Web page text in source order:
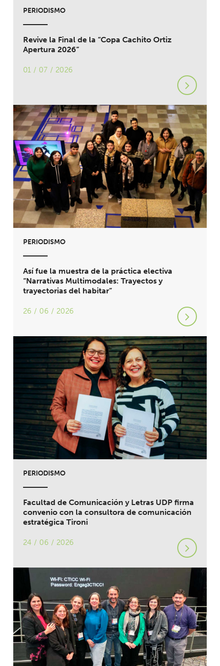
PERIODISMO
Revive la Final de la “Copa Cachito Ortiz
Apertura 2026”
01 / 07 / 2026
PERIODISMO
Así fue la muestra de la práctica electiva
“Narrativas Multimodales: Trayectos y
trayectorias del habitar”
26 / 06 / 2026
PERIODISMO
Facultad de Comunicación y Letras UDP firma
convenio con la consultora de comunicación
estratégica Tironi
24 / 06 / 2026